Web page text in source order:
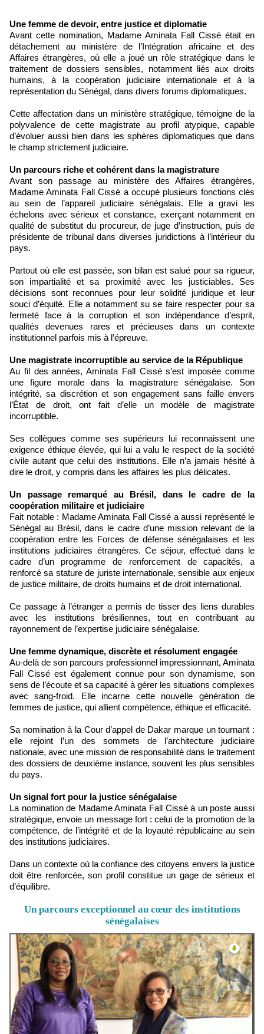
Une femme de devoir, entre justice et diplomatie
Avant cette nomination, Madame Aminata Fall Cissé était en
détachement au ministère de l’Intégration africaine et des
Affaires étrangères, où elle a joué un rôle stratégique dans le
traitement de dossiers sensibles, notamment liés aux droits
humains, à la coopération judiciaire internationale et à la
représentation du Sénégal, dans divers forums diplomatiques.
Cette affectation dans un ministère stratégique, témoigne de la
polyvalence de cette magistrate au profil atypique, capable
d’évoluer aussi bien dans les sphères diplomatiques que dans
le champ strictement judiciaire.
Un parcours riche et cohérent dans la magistrature
Avant son passage au ministère des Affaires étrangères,
Madame Aminata Fall Cissé a occupé plusieurs fonctions clés
au sein de l’appareil judiciaire sénégalais. Elle a gravi les
échelons avec sérieux et constance, exerçant notamment en
qualité de substitut du procureur, de juge d’instruction, puis de
présidente de tribunal dans diverses juridictions à l’intérieur du
pays.
Partout où elle est passée, son bilan est salué pour sa rigueur,
son impartialité et sa proximité avec les justiciables. Ses
décisions sont reconnues pour leur solidité juridique et leur
souci d’équité. Elle a notamment su se faire respecter pour sa
fermeté face à la corruption et son indépendance d’esprit,
qualités devenues rares et précieuses dans un contexte
institutionnel parfois mis à l’épreuve.
Une magistrate incorruptible au service de la République
Au fil des années, Aminata Fall Cissé s’est imposée comme
une figure morale dans la magistrature sénégalaise. Son
intégrité, sa discrétion et son engagement sans faille envers
l’État de droit, ont fait d’elle un modèle de magistrate
incorruptible.
Ses collègues comme ses supérieurs lui reconnaissent une
exigence éthique élevée, qui lui a valu le respect de la société
civile autant que celui des institutions. Elle n’a jamais hésité à
dire le droit, y compris dans les affaires les plus délicates.
Un passage remarqué au Brésil, dans le cadre de la
coopération militaire et judiciaire
Fait notable : Madame Aminata Fall Cissé a aussi représenté le
Sénégal au Brésil, dans le cadre d’une mission relevant de la
coopération entre les Forces de défense sénégalaises et les
institutions judiciaires étrangères. Ce séjour, effectué dans le
cadre d’un programme de renforcement de capacités, a
renforcé sa stature de juriste internationale, sensible aux enjeux
de justice militaire, de droits humains et de droit international.
Ce passage à l’étranger a permis de tisser des liens durables
avec les institutions brésiliennes, tout en contribuant au
rayonnement de l’expertise judiciaire sénégalaise.
Une femme dynamique, discrète et résolument engagée
Au-delà de son parcours professionnel impressionnant, Aminata
Fall Cissé est également connue pour son dynamisme, son
sens de l’écoute et sa capacité à gérer les situations complexes
avec sang-froid. Elle incarne cette nouvelle génération de
femmes de justice, qui allient compétence, éthique et efficacité.
Sa nomination à la Cour d’appel de Dakar marque un tournant :
elle rejoint l’un des sommets de l’architecture judiciaire
nationale, avec une mission de responsabilité dans le traitement
des dossiers de deuxième instance, souvent les plus sensibles
du pays.
Un signal fort pour la justice sénégalaise
La nomination de Madame Aminata Fall Cissé à un poste aussi
stratégique, envoie un message fort : celui de la promotion de la
compétence, de l’intégrité et de la loyauté républicaine au sein
des institutions judiciaires.
Dans un contexte où la confiance des citoyens envers la justice
doit être renforcée, son profil constitue un gage de sérieux et
d’équilibre.
Un parcours exceptionnel au cœur des institutions
sénégalaises